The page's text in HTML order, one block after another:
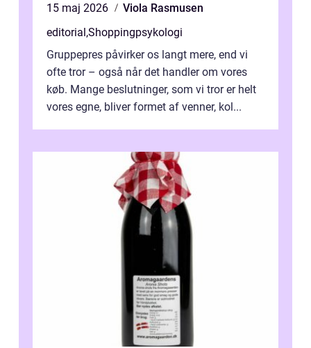
15 maj 2026
Viola Rasmusen
editorial,Shoppingpsykologi
Gruppepres påvirker os langt mere, end vi
ofte tror – også når det handler om vores
køb. Mange beslutninger, som vi tror er helt
vores egne, bliver formet af venner, kol...